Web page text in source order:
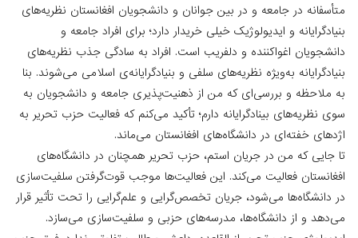
متأسفانه در جامعه و در بین جوانان و دانشجویان افغانستان نظریه‌های
بنیادگرایانه و ایدیولوژیک خیلی خریدار دارد؛ برای افراد جامعه و
دانشجویان اغواکننده و دلفریب است. افراد به سادگی جذب نظریه‌های
بنیادگرایانه به‌ویژه نظریه‌های سلفی و بنیادگرایانه‌ی اسلامی می‌شوند. بنا
به ملاحظه و بررسی‌ای ‌که من از ذهنیت‌پذیری جامعه و دانشجویان به
سوی نظریه‌های بینادگرایانه دارم؛ تأکید می‌کنم که فعالیت حزب تحریر به
اژدهای خفته‌ای در دانشگاه‌های افغانستان می‌ماند.
تا جایی ‌که من در جریان استم، حزب تحریر همچنان در دانشگاه‌های
افغانستان فعالیت می‌کند. این فعالیت‌ها موجب قوت‌گرفتن سلفیت‌سازی
در دانشگاه‌ها می‌شود، جریان تخصص‌گرایی و علم‌گرایی را تحت تأثیر قرار
می‌دهد و از دانشگاه‌ها، مدرسه‌های حزبی و سلفیت‌سازی می‌سازد.